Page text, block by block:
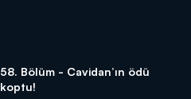
58. Bölüm - Cavidan’ın ödü
koptu!